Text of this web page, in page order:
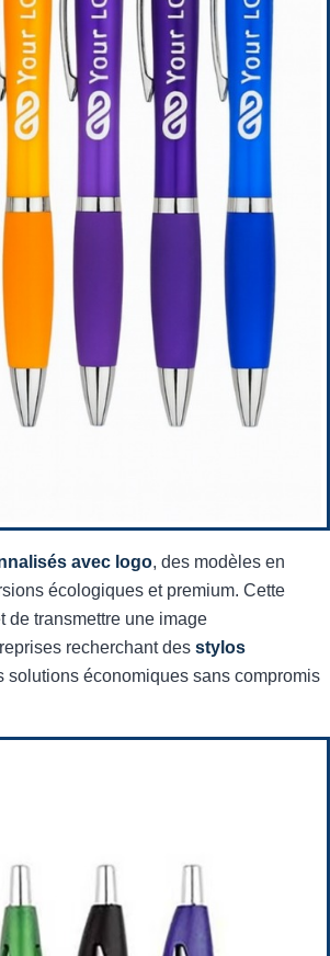
avec logo, des modèles en
écologiques et premium. Cette
de transmettre une image
recherchant des stylos
solutions économiques sans compromis